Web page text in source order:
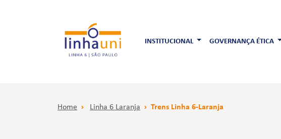
INSTITUCIONAL GOVERNANÇA ÉTICA
Home Linha 6 Laranja Trens Linha 6-Laranja